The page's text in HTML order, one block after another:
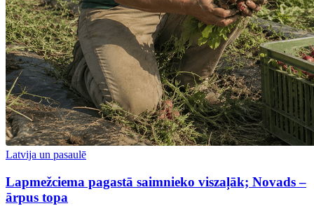
Latvija un pasaulē
Lapmežciema pagastā saimnieko viszaļāk; Novads –
ārpus topa